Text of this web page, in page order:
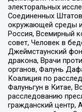
электоральных
Соединенных
окружающей среды
Россия, Всемирный
совет, Человек в
Джеймстаунский
дракона, Врачи
органов, Фалунь
Коалиция по
Фалуньгун в Китае,
расследованию
гражданский центр,